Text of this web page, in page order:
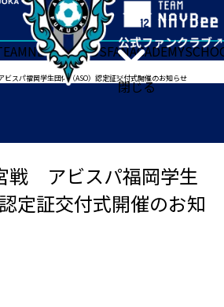
閉じる
NEWSGOODSFANACADEMY
スパ福岡学生団体（ASO）認定証交付式開催のお知らせ
戦 アビスパ福岡学生
定証交付式開催のお知